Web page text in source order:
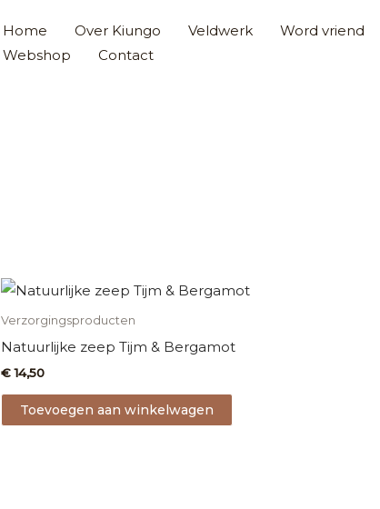
Home Over Kiungo Veldwerk Word vriend
Webshop
Contact
Verzorgingsproducten
Natuurlijke zeep Tijm & Bergamot
€14,50
Toevoegen aan winkelwagen